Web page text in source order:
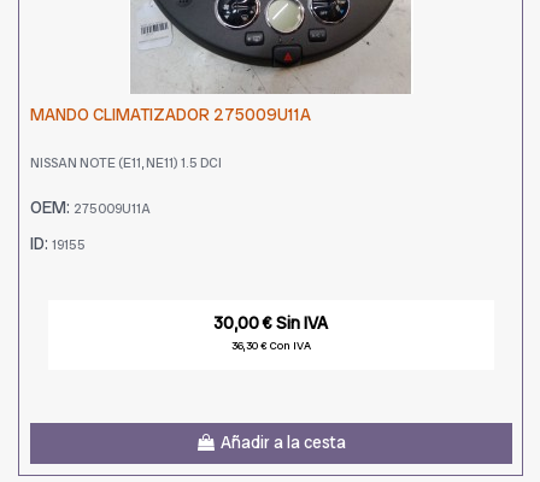
MANDO CLIMATIZADOR 275009U11A
NISSAN NOTE (E11, NE11) 1.5 DCI
OEM: 275009U11A
ID: 19155
30,00 € Sin IVA
36,30 € Con IVA
Añadir a la cesta